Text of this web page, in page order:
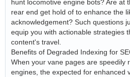
hunt locomotive engine bots? Are at
rear end get hold of to enhance the
acknowledgement? Such questions
equip you with actionable strategies
content's travel.
Benefits of Degraded Indexing for
When your vane pages are speedily
engines, the expected for enhanced